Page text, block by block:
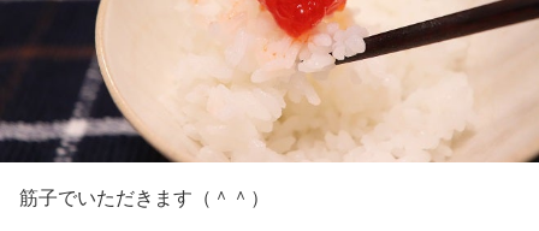
筋子でいただきます（＾＾）